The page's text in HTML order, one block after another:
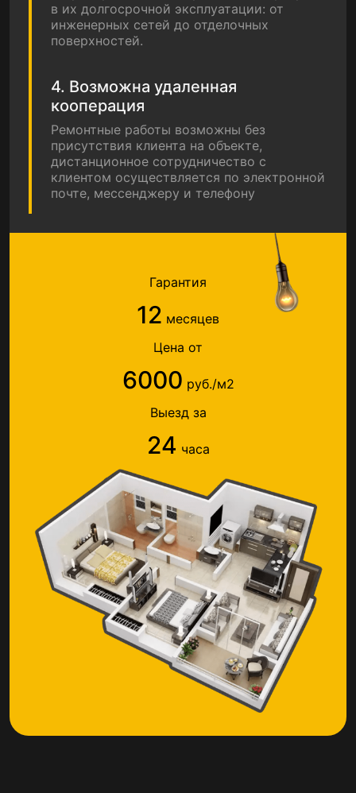
в их долгосрочной эксплуатации: от
инженерных сетей до отделочных
поверхностей.
4. Возможна удаленная
кооперация
Ремонтные работы возможны без
присутствия клиента на объекте,
дистанционное сотрудничество с
клиентом осуществляется по электронной
почте, мессенджеру и телефону
Гарантия
12 месяцев
Цена от
6000 руб./м2
Выезд за
24 часа